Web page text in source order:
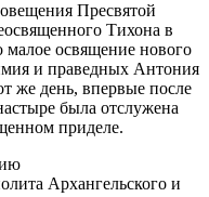
Пресвятой
Тихона в
освящение нового
и праведных Антония
же день, впервые после
была отслужена
приделе.
Архангельского и